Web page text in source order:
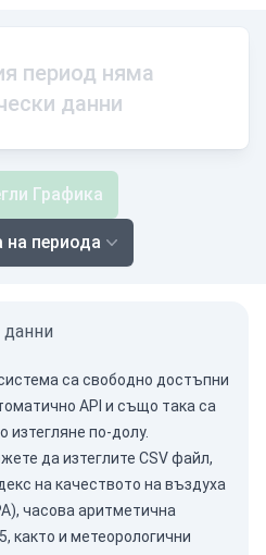
период няма
данни
Графика
периода
са свободно достъпни
API и също така са
изтегляне по-долу.
да изтеглите CSV файл,
на качеството на въздуха
часова аритметична
както и метеорологични